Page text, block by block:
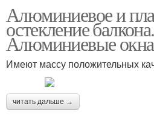
Алюминиевое и
остекление балкона.
Алюминиевые окна
Имеют массу положительных
читать дальше →